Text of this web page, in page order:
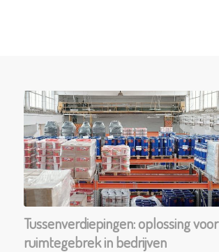
Tussenverdiepingen: oplossing voor
ruimtegebrek in bedrijven